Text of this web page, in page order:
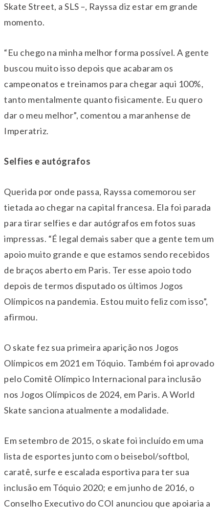
Skate Street, a SLS –, Rayssa diz estar em grande
momento.
“Eu chego na minha melhor forma possível. A gente
buscou muito isso depois que acabaram os
campeonatos e treinamos para chegar aqui 100%,
tanto mentalmente quanto fisicamente. Eu quero
dar o meu melhor”, comentou a maranhense de
Imperatriz.
Selfies e autógrafos
Querida por onde passa, Rayssa comemorou ser
tietada ao chegar na capital francesa. Ela foi parada
para tirar selfies e dar autógrafos em fotos suas
impressas. “É legal demais saber que a gente tem um
apoio muito grande e que estamos sendo recebidos
de braços aberto em Paris. Ter esse apoio todo
depois de termos disputado os últimos Jogos
Olímpicos na pandemia. Estou muito feliz com isso”,
afirmou.
O skate fez sua primeira aparição nos Jogos
Olímpicos em 2021 em Tóquio. Também foi aprovado
pelo Comitê Olímpico Internacional para inclusão
nos Jogos Olímpicos de 2024, em Paris. A World
Skate sanciona atualmente a modalidade.
Em setembro de 2015, o skate foi incluído em uma
lista de esportes junto com o beisebol/softbol,
caratê, surfe e escalada esportiva para ter sua
inclusão em Tóquio 2020; e em junho de 2016, o
Conselho Executivo do COI anunciou que apoiaria a